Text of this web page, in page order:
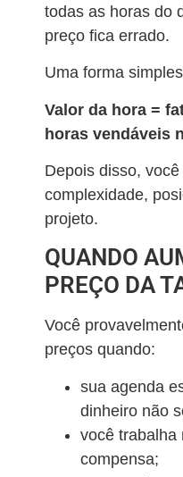
todas as horas do
preço fica errado.
Uma forma
Valor da hora =
horas vendáveis
Depois disso,
complexidade,
projeto.
QUANDO
PREÇO DA
Você
preços quando:
sua agenda
dinheiro não
você trabalha
compensa;